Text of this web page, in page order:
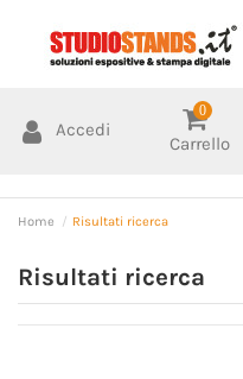
Accedi
0
Carrello
Home Risultati ricerca
Risultati ricerca